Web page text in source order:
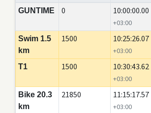
GUNTIME
0 10:00:00.00
+03:00
Swim 1.5
km
1500 10:25:26.07
+03:00
T1 1500 10:30:43.62
+03:00
Bike 20.3
km
21850 11:15:17.57
+03:00